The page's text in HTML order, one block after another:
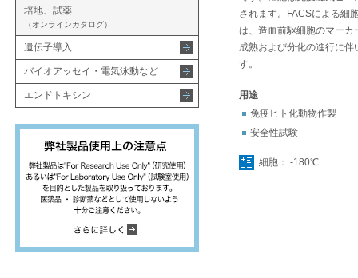
培地、試薬
（オンラインカタログ）
遺伝子導入
バイオアッセイ・電気泳動など
エンドトキシン
されます。FACSによる細
は、造血前駆細胞のマー
成熟および分化の進行に
す。
用途
免疫ヒト化動物作製
安全性試験
細胞： -180℃